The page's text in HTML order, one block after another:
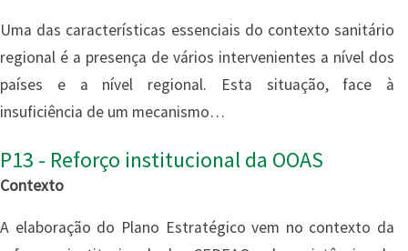
Uma das características essenciais do contexto sanitário
regional é a presença de vários intervenientes a nível dos
países e a nível regional. Esta situação, face à
insuficiência de um mecanismo…
P13 - Reforço institucional da OOAS
Contexto
A elaboração do Plano Estratégico vem no contexto da